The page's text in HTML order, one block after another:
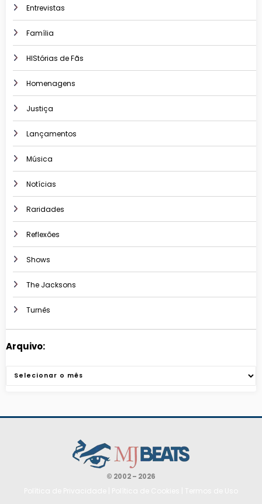
Entrevistas
Família
HIStórias de Fãs
Homenagens
Justiça
Lançamentos
Música
Notícias
Raridades
Reflexões
Shows
The Jacksons
Turnês
Arquivo:
Arquivos
© 2002 – 2026